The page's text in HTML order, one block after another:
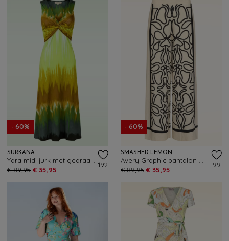
- 60%
SURKANA
€ 89,95 € 35,95
192
- 60%
SMASHED LEMON
€ 89,95 € 35,95
99